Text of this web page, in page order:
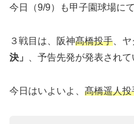
今日（9/9）も甲子園球場に
３戦目は、阪神髙橋投手 、
決」
、予告先発が発表されて
今日はいよいよ、 髙橋遥人投